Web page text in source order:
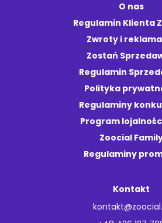
O nas
Regulamin Klienta
Zwroty i
Zostań
Regulamin
Polityka
Regulaminy
Program
Zoocial
Regulaminy
Kontakt